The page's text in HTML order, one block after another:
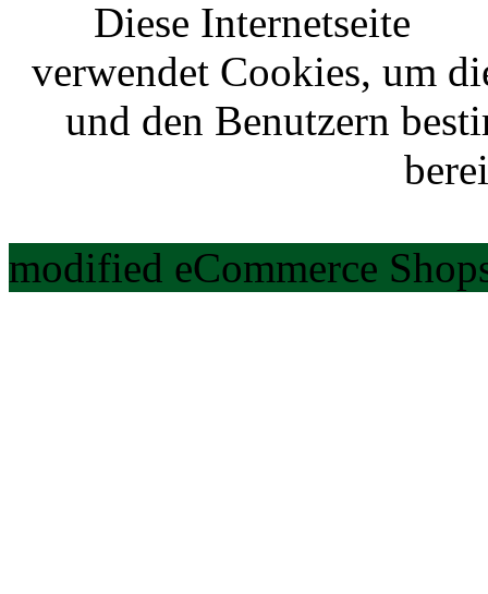
Diese Internetseite
verwendet Cookies, um
und den Benutzern
modified eCommerce